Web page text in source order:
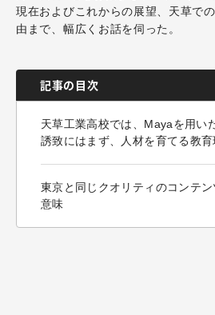
現在およびこれからの展望、天草で
由まで、幅広くお話を伺った。
記事の目次
天草工業高校では、Mayaを用い
誘致にはまず、人材を育てる教
東京と同じクオリティのコンテ
意味